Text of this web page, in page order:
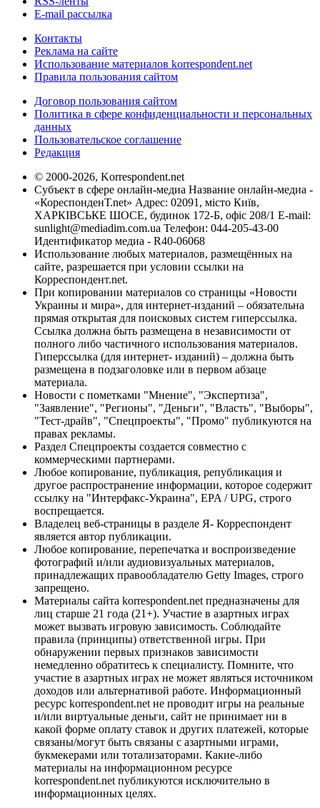
E-mail рассылка
Контакты
Реклама на сайте
Использование материалов korrespondent.net
Правила пользования сайтом
Договор пользования сайтом
Политика в сфере конфиденциальности и персональных
данных
Пользовательское соглашение
Редакция
© 2000-2026, Korrespondent.net
Субъект в сфере онлайн-медиа Название онлайн-медиа -
«КореспонденТ.net» Адрес: 02091, місто Київ,
ХАРКІВСЬКЕ ШОСЕ, будинок 172-Б, офіс 208/1 E-mail:
sunlight@mediadim.com.ua Телефон: 044-205-43-00
Идентификатор медиа - R40-06068
Использование любых материалов, размещённых на
сайте, разрешается при условии ссылки на
Корреспондент.net.
При копировании материалов со страницы «Новости
Украины и мира», для интернет-изданий – обязательна
прямая открытая для поисковых систем гиперссылка.
Ссылка должна быть размещена в независимости от
полного либо частичного использования материалов.
Гиперссылка (для интернет- изданий) – должна быть
размещена в подзаголовке или в первом абзаце
материала.
Новости с пометками "Мнение", "Экспертиза",
"Заявление", "Регионы", "Деньги", "Власть", "Выборы",
"Тест-драйв", "Спецпроекты", "Промо" публикуются на
правах рекламы.
Раздел Спецпроекты создается совместно с
коммерческими партнерами.
Любое копирование, публикация, републикация и
другое распространение информации, которое содержит
ссылку на "Интерфакс-Украина", EPA / UPG, строго
воспрещается.
Владелец веб-страницы в разделе Я- Корреспондент
является автор публикации.
Любое копирование, перепечатка и воспроизведение
фотографий и/или аудиовизуальных материалов,
принадлежащих правообладателю Getty Images, строго
запрещено.
Материалы сайта korrespondent.net предназначены для
лиц старше 21 года (21+). Участие в азартных играх
может вызвать игровую зависимость. Соблюдайте
правила (принципы) ответственной игры. При
обнаружении первых признаков зависимости
немедленно обратитесь к специалисту. Помните, что
участие в азартных играх не может являться источником
доходов или альтернативой работе. Информационный
ресурс korrespondent.net не проводит игры на реальные
и/или виртуальные деньги, сайт не принимает ни в
какой форме оплату ставок и других платежей, которые
связаны/могут быть связаны с азартными играми,
букмекерами или тотализаторами. Какие-либо
материалы на информационном ресурсе
korrespondent.net публикуются исключительно в
информационных целях.